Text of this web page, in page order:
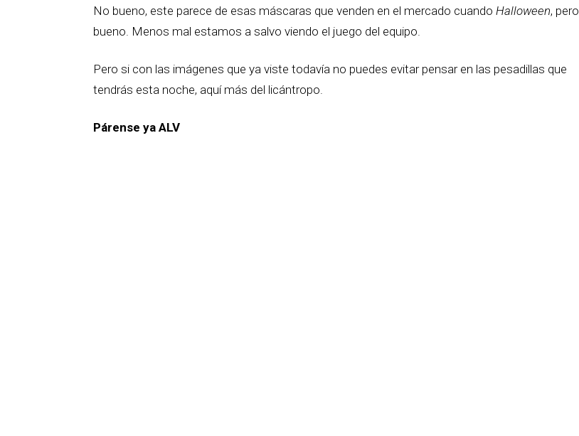
No bueno, este parece de esas máscaras que venden en el mercado cuando Halloween, pero
bueno. Menos mal estamos a salvo viendo el juego del equipo.
Pero si con las imágenes que ya viste todavía no puedes evitar pensar en las pesadillas que
tendrás esta noche, aquí más del licántropo.
Párense ya ALV